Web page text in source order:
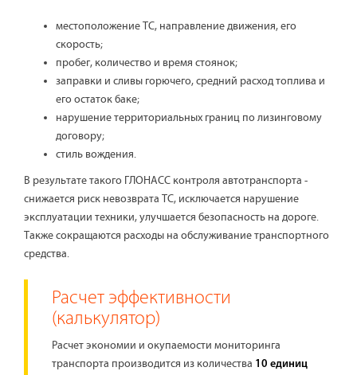
местоположение ТС, направление движения, его
скорость;
пробег, количество и время стоянок;
заправки и сливы горючего, средний расход топлива и
его остаток баке;
нарушение территориальных границ по лизинговому
договору;
стиль вождения.
В результате такого ГЛОНАСС контроля автотранспорта -
снижается риск невозврата ТС, исключается нарушение
эксплуатации техники, улучшается безопасность на дороге.
Также сокращаются расходы на обслуживание транспортного
средства.
Расчет эффективности
(калькулятор)
Расчет экономии и окупаемости мониторинга
транспорта производится из количества 10 единиц